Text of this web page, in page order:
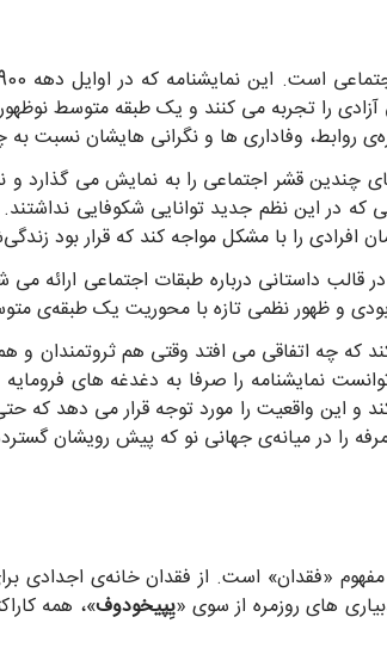
را تجربه می کنند و یک طبقه متوسط
روابط، وفاداری ها و نگرانی هایشان نسبت
چندین قشر اجتماعی را به نمایش می گذارد
که در این نظم جدید توانایی شکوفایی
را با مشکل مواجه کند که قرار بود
داستانی درباره طبقات اجتماعی ارائه می
و ظهور نظمی تازه با محوریت یک طبقه‌ی
که چه اتفاقی می افتد وقتی هم ثروتمندان و
نمایشنامه را صرفا به دغدغه های
و این واقعیت را مورد توجه قرار می دهد
را در میانه‌ی جهانی نو که پیش رویشان
«فقدان» است. از فقدان خانه‌ی اجدادی
های روزمره از سوی «یِپیخودوف»، همه